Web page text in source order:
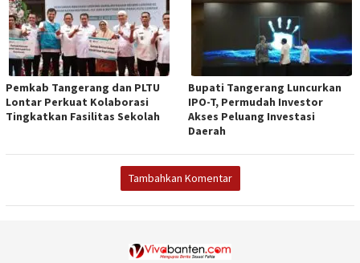
Pemkab Tangerang dan PLTU
Lontar Perkuat Kolaborasi
Tingkatkan Fasilitas Sekolah
Bupati Tangerang Luncurkan
IPO-T, Permudah Investor
Akses Peluang Investasi
Daerah
Tambahkan Komentar